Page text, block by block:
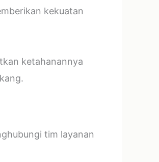
kekuatan
ketahanannya
tim layanan